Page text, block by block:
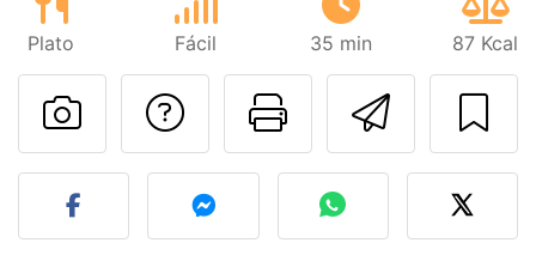
Plato Fácil 35 min 87 Kcal
Imprimir
Preguntar al autor
Publicar la foto de esta